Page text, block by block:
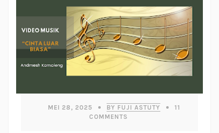
MEI 28, 2025 BY FUJI ASTUTY
11
COMMENTS